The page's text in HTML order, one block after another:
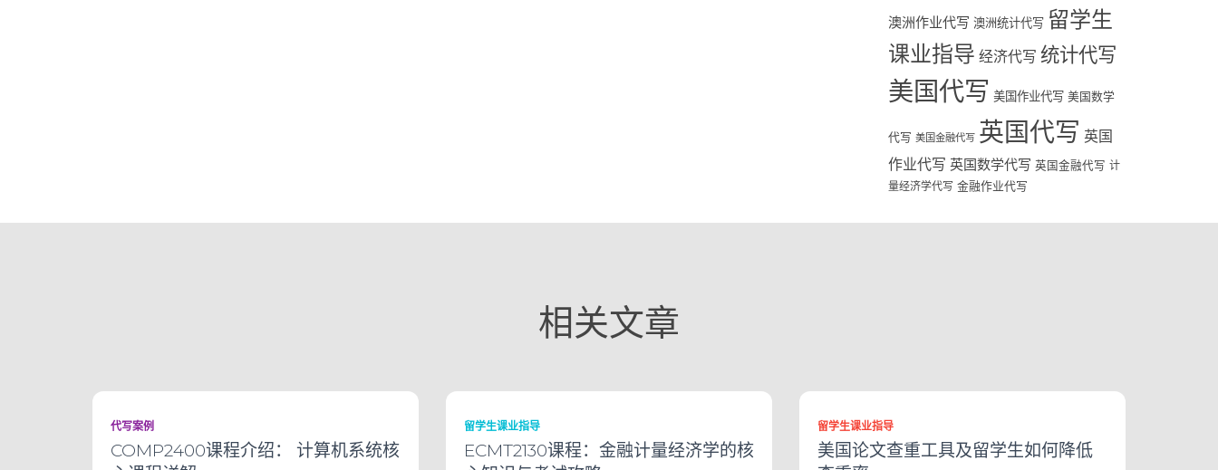
澳洲作业代写 澳洲统计代写 留学生
课业指导 经济代写 统计代写
美国代写 美国作业代写 美国数学
代写 美国金融代写 英国代写 英国
作业代写 英国数学代写 英国金融代写 计
量经济学代写 金融作业代写
相关文章
代写案例
COMP2400课程介绍： 计算机系统核
留学生课业指导
ECMT2130课程：金融计量经济学的核
留学生课业指导
美国论文查重工具及留学生如何降低